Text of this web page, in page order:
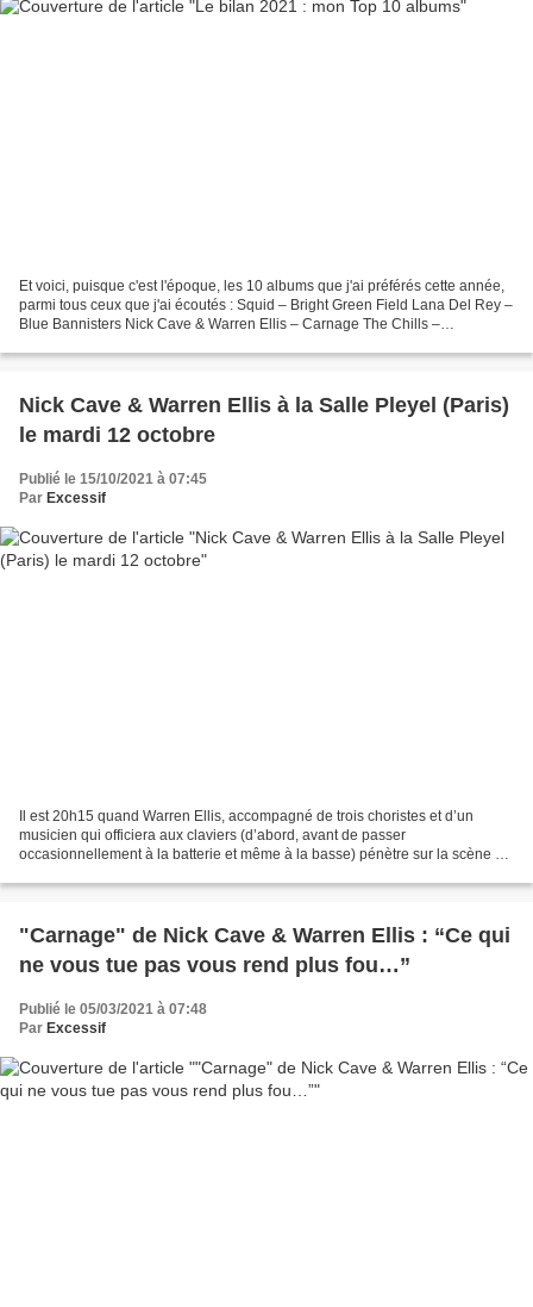
Et voici, puisque c'est l'époque, les 10 albums que j'ai préférés cette année,
parmi tous ceux que j'ai écoutés : Squid – Bright Green Field Lana Del Rey –
Blue Bannisters Nick Cave & Warren Ellis – Carnage The Chills –
Nick Cave & Warren Ellis à la Salle Pleyel (Paris)
le mardi 12 octobre
Publié le 15/10/2021 à 07:45
Par Excessif
Il est 20h15 quand Warren Ellis, accompagné de trois choristes et d’un
musicien qui officiera aux claviers (d’abord, avant de passer
occasionnellement à la batterie et même à la basse) pénètre sur la scène de
"Carnage" de Nick Cave & Warren Ellis : “Ce qui
ne vous tue pas vous rend plus fou…”
Publié le 05/03/2021 à 07:48
Par Excessif